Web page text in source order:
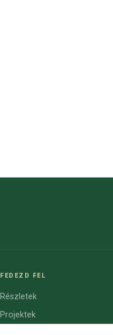
FEDEZD FEL
Részletek
Projektek